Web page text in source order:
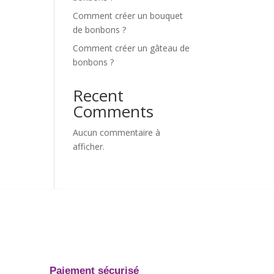
Comment créer un bouquet
de bonbons ?
Comment créer un gâteau de
bonbons ?
Recent
Comments
Aucun commentaire à
afficher.
Paiement sécurisé